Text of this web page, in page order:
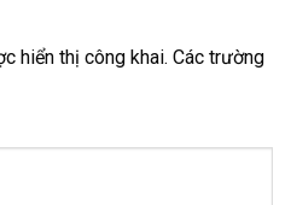
hiển thị công khai. Các trường